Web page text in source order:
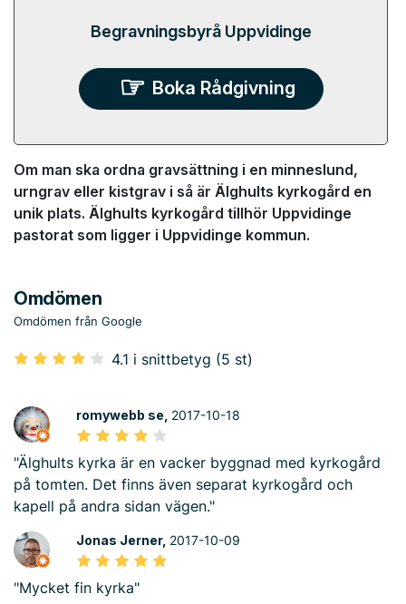
Begravningsbyrå Uppvidinge
Boka Rådgivning
Om man ska ordna gravsättning i en minneslund,
urngrav eller kistgrav i så är Älghults kyrkogård en
unik plats. Älghults kyrkogård tillhör Uppvidinge
pastorat som ligger i Uppvidinge kommun.
Omdömen
Omdömen från Google
4.1 i snittbetyg (5 st)
romywebb se, 2017-10-18
"Älghults kyrka är en vacker byggnad med kyrkogård
på tomten. Det finns även separat kyrkogård och
kapell på andra sidan vägen."
Jonas Jerner, 2017-10-09
"Mycket fin kyrka"